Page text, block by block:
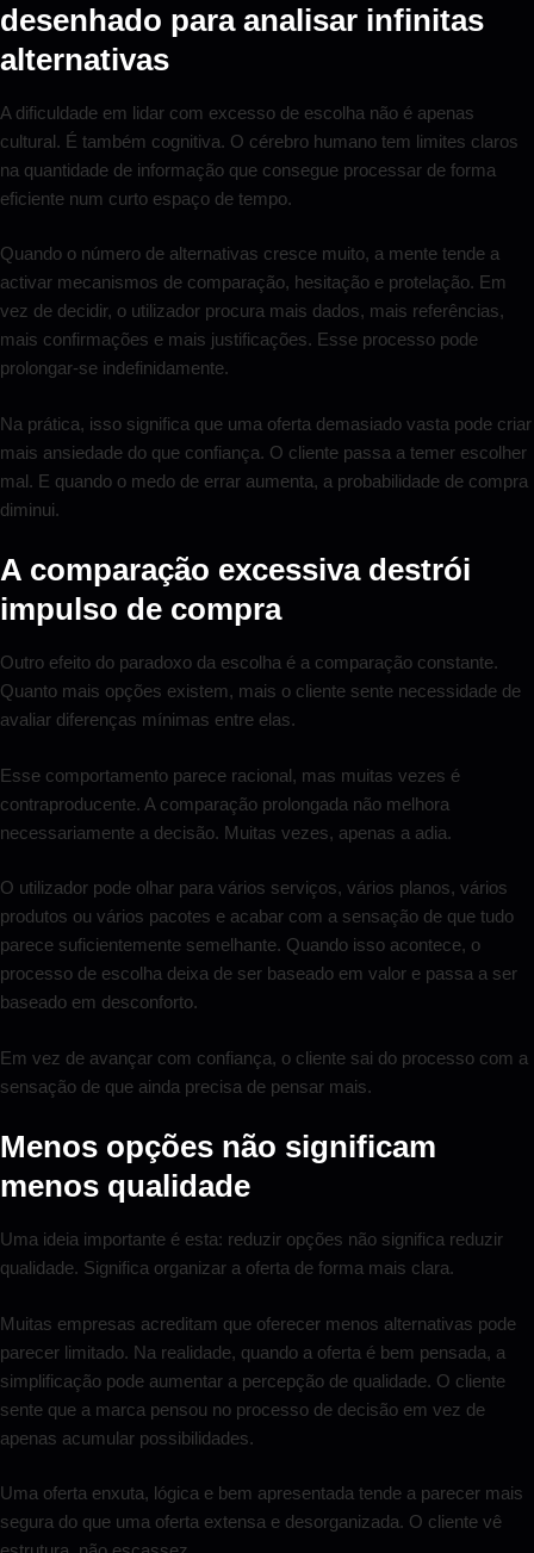
desenhado para analisar infinitas
alternativas
A dificuldade em lidar com excesso de escolha não é apenas
cultural. É também cognitiva. O cérebro humano tem limites claros
na quantidade de informação que consegue processar de forma
eficiente num curto espaço de tempo.
Quando o número de alternativas cresce muito, a mente tende a
activar mecanismos de comparação, hesitação e protelação. Em
vez de decidir, o utilizador procura mais dados, mais referências,
mais confirmações e mais justificações. Esse processo pode
prolongar-se indefinidamente.
Na prática, isso significa que uma oferta demasiado vasta pode criar
mais ansiedade do que confiança. O cliente passa a temer escolher
mal. E quando o medo de errar aumenta, a probabilidade de compra
diminui.
A comparação excessiva destrói
impulso de compra
Outro efeito do paradoxo da escolha é a comparação constante.
Quanto mais opções existem, mais o cliente sente necessidade de
avaliar diferenças mínimas entre elas.
Esse comportamento parece racional, mas muitas vezes é
contraproducente. A comparação prolongada não melhora
necessariamente a decisão. Muitas vezes, apenas a adia.
O utilizador pode olhar para vários serviços, vários planos, vários
produtos ou vários pacotes e acabar com a sensação de que tudo
parece suficientemente semelhante. Quando isso acontece, o
processo de escolha deixa de ser baseado em valor e passa a ser
baseado em desconforto.
Em vez de avançar com confiança, o cliente sai do processo com a
sensação de que ainda precisa de pensar mais.
Menos opções não significam
menos qualidade
Uma ideia importante é esta: reduzir opções não significa reduzir
qualidade. Significa organizar a oferta de forma mais clara.
Muitas empresas acreditam que oferecer menos alternativas pode
parecer limitado. Na realidade, quando a oferta é bem pensada, a
simplificação pode aumentar a percepção de qualidade. O cliente
sente que a marca pensou no processo de decisão em vez de
apenas acumular possibilidades.
Uma oferta enxuta, lógica e bem apresentada tende a parecer mais
segura do que uma oferta extensa e desorganizada. O cliente vê